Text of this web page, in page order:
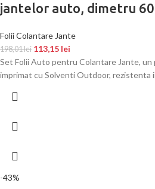
jantelor auto, dimetru 60
Folii Colantare Jante
198,01lei 113,15 lei
Set Folii Auto pentru Colantare Jante,
imprimat cu Solventi Outdoor, rezistenta
-43%